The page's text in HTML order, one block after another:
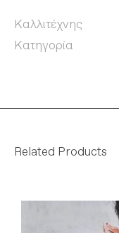
Καλλιτέχνης
Κατηγορία
Related Products